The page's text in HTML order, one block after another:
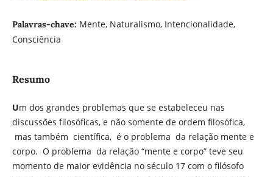
Palavras-chave: Mente, Naturalismo, Intencionalidade,
Consciência
Resumo
Um dos grandes problemas que se estabeleceu nas
discussões filosóficas, e não somente de ordem filosófica,
mas também científica, é o problema da relação mente e
corpo. O problema da relação “mente e corpo” teve seu
momento de maior evidência no século 17 com o filósofo